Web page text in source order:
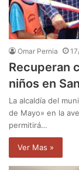
Omar Pernia
Recuperan
niños en
La alcaldía del
de Mayo» en la
permitirá…
Ver Mas »